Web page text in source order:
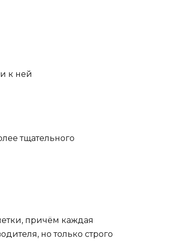
к ней
тщательного
причём каждая
но только строго